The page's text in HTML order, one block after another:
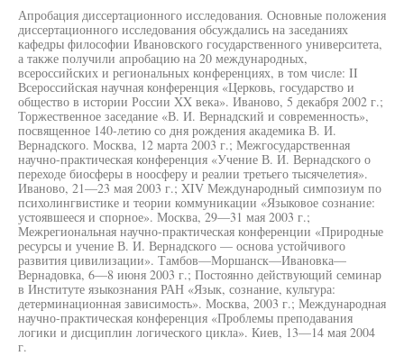
Апробация диссертационного исследования. Основные положения
диссертационного исследования обсуждались на заседаниях
кафедры философии Ивановского государственного университета,
а также получили апробацию на 20 международных,
всероссийских и региональных конференциях, в том числе: II
Всероссийская научная конференция «Церковь, государство и
общество в истории России XX века». Иваново, 5 декабря 2002 г.;
Торжественное заседание «В. И. Вернадский и современность»,
посвященное 140-летию со дня рождения академика В. И.
Вернадского. Москва, 12 марта 2003 г.; Межгосударственная
научно-практическая конференция «Учение В. И. Вернадского о
переходе биосферы в ноосферу и реалии третьего тысячелетия».
Иваново, 21—23 мая 2003 г.; XIV Международный симпозиум по
психолингвистике и теории коммуникации «Языковое сознание:
устоявшееся и спорное». Москва, 29—31 мая 2003 г.;
Межрегиональная научно-практическая конференции «Природные
ресурсы и учение В. И. Вернадского — основа устойчивого
развития цивилизации». Тамбов—Моршанск—Ивановка—
Вернадовка, 6—8 июня 2003 г.; Постоянно действующий семинар
в Институте языкознания РАН «Язык, сознание, культура:
детерминационная зависимость». Москва, 2003 г.; Международная
научно-практическая конференция «Проблемы преподавания
логики и дисциплин логического цикла». Киев, 13—14 мая 2004
г.